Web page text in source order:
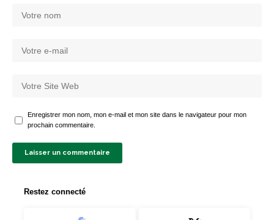
Enregistrer mon nom, mon e-mail et mon site dans le navigateur pour mon
prochain commentaire.
Restez connecté